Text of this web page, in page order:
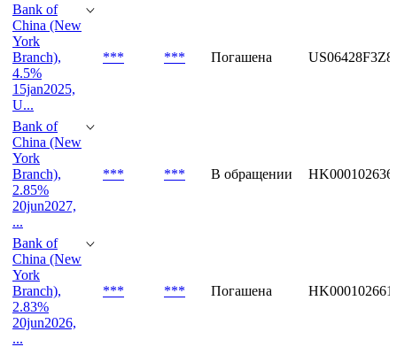
Bank of
China (New
York
Branch),
4.5%
15jan2025,
U...
*** *** Погашена
Bank of
China (New
York
Branch),
2.85%
20jun2027,
...
*** *** В обращении
Bank of
China (New
York
Branch),
2.83%
20jun2026,
...
*** *** Погашена